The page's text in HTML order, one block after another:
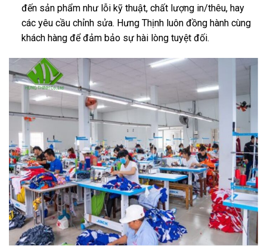
đến sản phẩm như lỗi kỹ thuật, chất lượng in/thêu, hay
các yêu cầu chỉnh sửa. Hưng Thịnh luôn đồng hành cùng
khách hàng để đảm bảo sự hài lòng tuyệt đối.